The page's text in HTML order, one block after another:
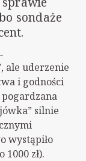
sondaże
ale uderzenie
i godności
silnie
wystąpiło
zł).